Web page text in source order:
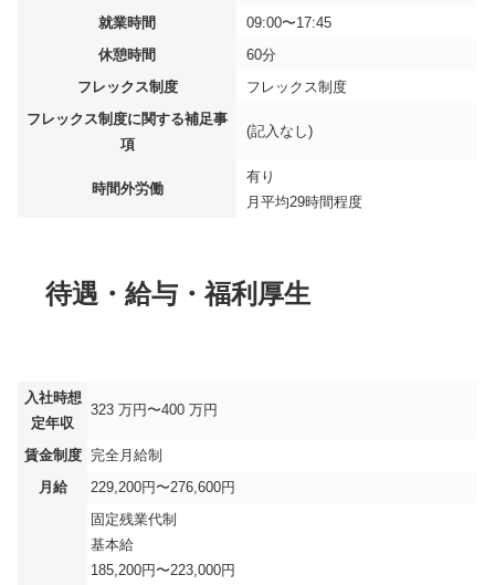
就業時間
09:00〜17:45
休憩時間
60分
フレックス制度
フレックス制度
フレックス制度に関する補足事
項
(記入なし)
時間外労働
有り
月平均29時間程度
待遇・給与・福利厚生
入社時想
定年収
323 万円〜400 万円
賃金制度 完全月給制
月給
229,200円〜276,600円
固定残業代制
基本給
185,200円〜223,000円